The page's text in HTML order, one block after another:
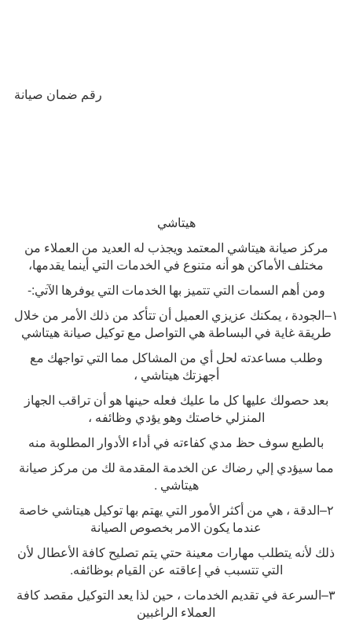
رقم ضمان صيانة
هيتاشي
مركز صيانة هيتاشي المعتمد ويجذب له العديد من العملاء من
مختلف الأماكن هو أنه متنوع في الخدمات التي أينما يقدمها،
ومن أهم السمات التي تتميز بها الخدمات التي يوفرها الآتي:-
١–الجودة ، يمكنك عزيزي العميل أن تتأكد من ذلك الأمر من خلال
طريقة غاية في البساطة هي التواصل مع توكيل صيانة هيتاشي
وطلب مساعدته لحل أي من المشاكل مما التي تواجهك مع
أجهزتك هيتاشي ،
بعد حصولك عليها كل ما عليك فعله حينها هو أن تراقب الجهاز
المنزلي خاصتك وهو يؤدي وظائفه ،
بالطبع سوف حظ مدي كفاءته في أداء الأدوار المطلوبة منه
مما سيؤدي إلي رضاك عن الخدمة المقدمة لك من مركز صيانة
هيتاشي .
٢–الدقة ، هي من أكثر الأمور التي يهتم بها توكيل هيتاشي خاصة
عندما يكون الامر بخصوص الصيانة
ذلك لأنه يتطلب مهارات معينة حتي يتم تصليح كافة الأعطال لأن
التي تتسبب في إعاقته عن القيام بوظائفه.
٣–السرعة في تقديم الخدمات ، حين لذا يعد التوكيل مقصد كافة
العملاء الراغبين